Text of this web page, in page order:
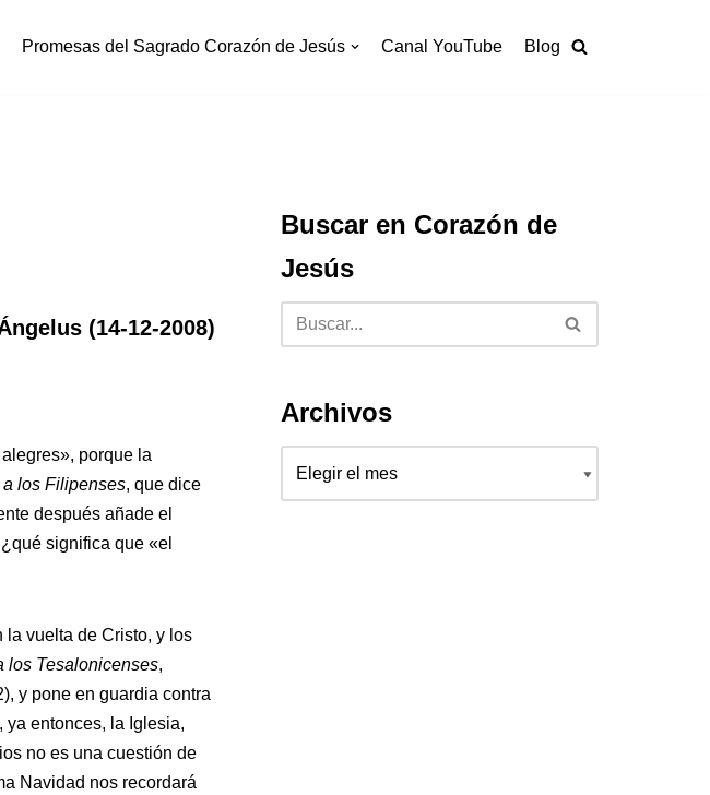
Promesas del Sagrado Corazón de Jesús Canal YouTube Blog
(14-12-2008)
porque la
a los Filipenses, que dice
después añade el
significa que «el
la vuelta de Cristo, y los
los Tesalonicenses,
y pone en guardia contra
ya entonces, la Iglesia,
no es una cuestión de
Navidad nos recordará
Buscar en Corazón de
Jesús
Archivos